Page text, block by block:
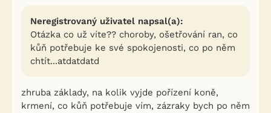
Neregistrovaný uživatel napsal(a):
Otázka co už víte?? choroby, ošetřování ran, co
kůň potřebuje ke své spokojenosti, co po něm
chtít...atdatdatd
zhruba základy, na kolik vyjde pořízení koně,
krmení, co kůň potřebuje vím, zázraky bych po něm